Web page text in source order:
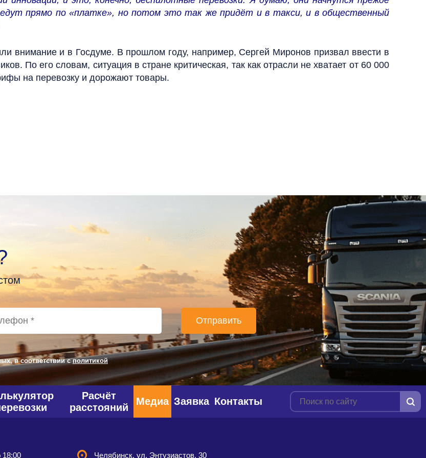
прямо по «платке», но потом это так же придёт и в такси, и в общественный
внимание и в Госдуме. В прошлом году, например, Сергей Миронов призвал ввести в
По его словам, ситуация в стране критическая, так как отрасли не хватает от 60 000
на перевозку и дорожают товары.
в соответствии сполитикой
Расчёт
расстояний
Медиа Заявка Контакты
18:00 Челябинск, ул. Энтузиастов, 30